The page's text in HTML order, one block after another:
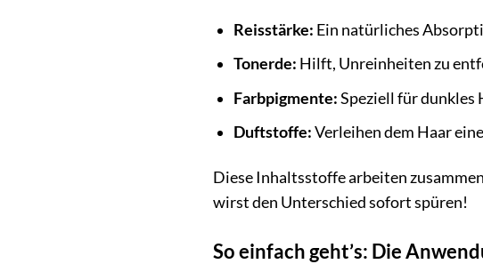
Reisstärke: Ein natürliches
Tonerde: Hilft, Unreinheiten zu
Farbpigmente:Speziell für dunkles
Duftstoffe:Verleihen dem Haar
Diese Inhaltsstoffe arbeiten
wirst den Unterschied sofort spüren!
So einfach geht’s: Die